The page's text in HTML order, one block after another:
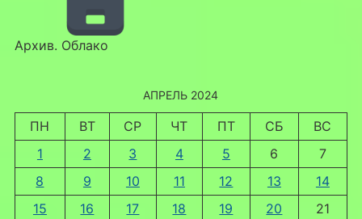
Архив. Облако
АПРЕЛЬ 2024
ПН ВТ СР ЧТ ПТ СБ
ВС
1
2 3 4 5 6
7
8
9 10 11 12 13
14
15
16 17 18 19 20
21